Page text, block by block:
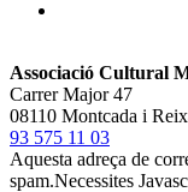
Associació Cultural
Carrer Major 47
08110 Montcada i
93 575 11 03
Aquesta adreça de
spam.Necessites